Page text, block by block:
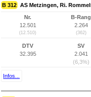
B 312 AS Metzingen, Ri.
Nr.
12.501
(12.510)
B-Rang
2.264
(362)
DTV
32.395
SV
2.041
(6,3%)
Infos...